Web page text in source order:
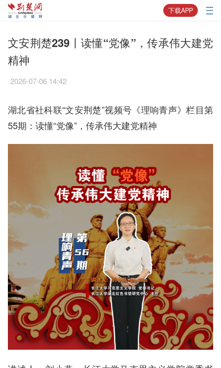
下载APP
文安荆楚239丨读懂“党像”，传承伟大建党
精神
2026-07-06 14:42
湖北省社科联“文安荆楚”视频号《理响青声》栏目第
55期：读懂“党像”，传承伟大建党精神